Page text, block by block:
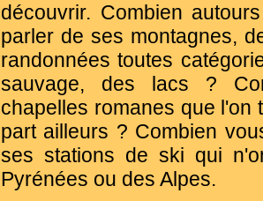
découvrir. Combien
parler de ses montagnes,
randonnées toutes
sauvage, des lacs ?
chapelles romanes que l'on
part ailleurs ? Combien
ses stations de ski qui
Pyrénées ou des Alpes.